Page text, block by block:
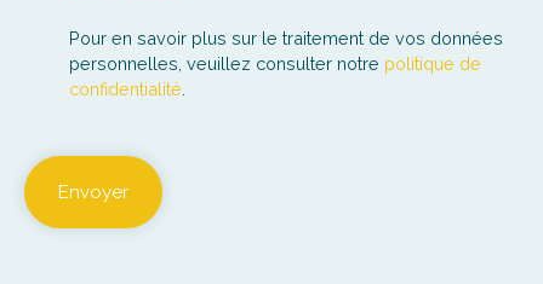
Pour en savoir plus sur le traitement de vos données
personnelles, veuillez consulter notre politique de
confidentialité
Envoyer